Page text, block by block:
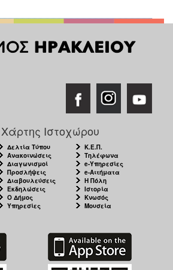
Χάρτης Ιστοχώρου
Δελτία Τύπου
Ανακοινώσεις
Διαγωνισμοί
Προσλήψεις
Διαβουλεύσεις
Εκδηλώσεις
Ο Δήμος
Υπηρεσίες
Κ.Ε.Π.
Τηλέφωνα
e-Υπηρεσίες
e-Αιτήματα
Η Πόλη
Ιστορία
Κνωσός
Μουσεία